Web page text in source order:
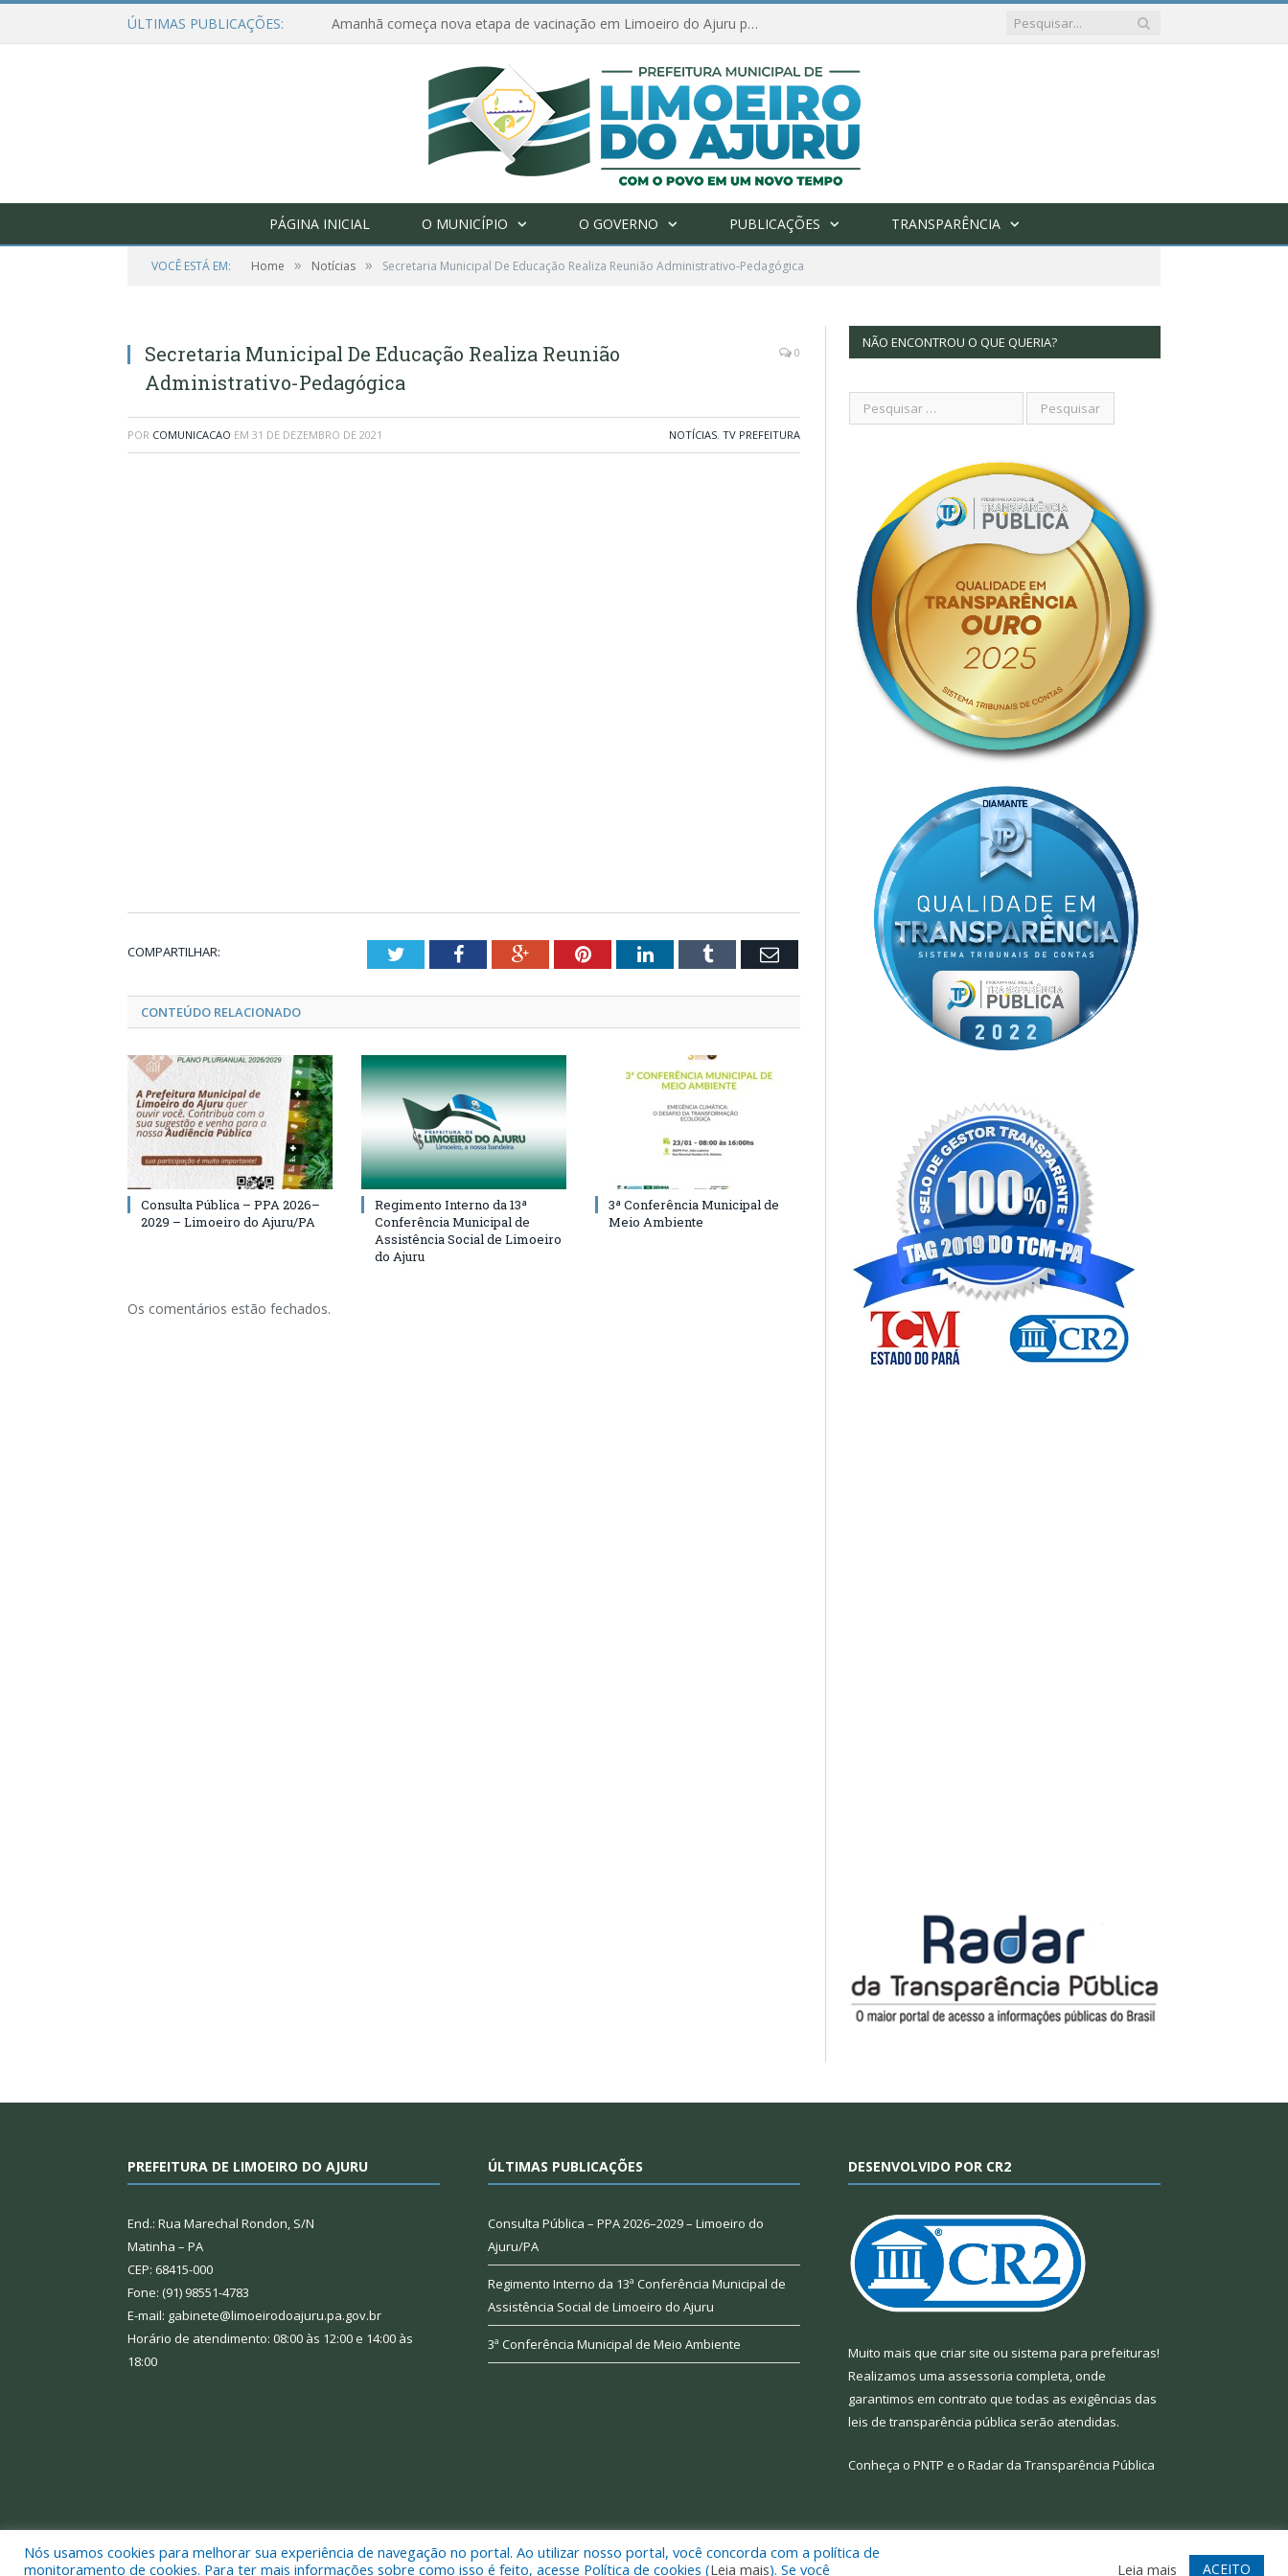
ÚLTIMAS PUBLICAÇÕES: Amanhã começa nova etapa de vacinação em Limoeiro do Ajuru para idosos com 65 ou mais
PÁGINA INICIAL O MUNICÍPIO O GOVERNO PUBLICAÇÕES TRANSPARÊNCIA
VOCÊ ESTÁ EM: Home » Notícias » Secretaria Municipal De Educação Realiza Reunião Administrativo-Pedagógica
Secretaria Municipal De Educação Realiza Reunião
Administrativo-Pedagógica
0
POR COMUNICACAO EM 31 DE DEZEMBRO DE 2021 NOTÍCIAS, TV PREFEITURA
COMPARTILHAR: TwitterFacebookGoogle+PinterestLinkedInTumblr Email
CONTEÚDO RELACIONADO
Consulta Pública – PPA 2026–
2029 – Limoeiro do Ajuru/PA
Regimento Interno da 13ª
Conferência Municipal de
Assistência Social de Limoeiro
do Ajuru
3ª Conferência Municipal de
Meio Ambiente
Os comentários estão fechados.
NÃO ENCONTROU O QUE QUERIA?
PREFEITURA DE LIMOEIRO DO AJURU
End.: Rua Marechal Rondon, S/N
Matinha – PA
CEP: 68415-000
Fone: (91) 98551-4783
E-mail: gabinete@limoeirodoajuru.pa.gov.br
Horário de atendimento: 08:00 às 12:00 e 14:00 às
18:00
ÚLTIMAS PUBLICAÇÕES
Consulta Pública – PPA 2026–2029 – Limoeiro do
Ajuru/PA
Regimento Interno da 13ª Conferência Municipal de
Assistência Social de Limoeiro do Ajuru
3ª Conferência Municipal de Meio Ambiente
DESENVOLVIDO POR CR2
Muito mais que criar site ou sistema para prefeituras!
Realizamos uma assessoria completa, onde
garantimos em contrato que todas as exigências das
leis de transparência pública serão atendidas.
Conheça o PNTP e o Radar da Transparência Pública
Todos os direitos reservados a Prefeitura Municipal de Limoeiro do Ajuru. Mapa do Site Acessar Webmail
Nós usamos cookies para melhorar sua experiência de navegação no portal. Ao utilizar nosso portal, você concorda com a política de
monitoramento de cookies. Para ter mais informações sobre como isso é feito, acesse Política de cookies (Leia mais). Se você Leia mais ACEITO